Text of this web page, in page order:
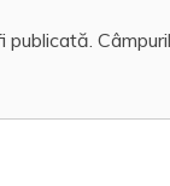
publicată.